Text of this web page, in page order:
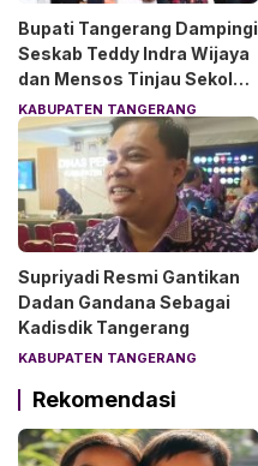
Bupati Tangerang Dampingi
Seskab Teddy Indra Wijaya
dan Mensos Tinjau Sekolah
Rakyat di Curug
KABUPATEN TANGERANG
Supriyadi Resmi Gantikan
Dadan Gandana Sebagai
Kadisdik Tangerang
KABUPATEN TANGERANG
Rekomendasi